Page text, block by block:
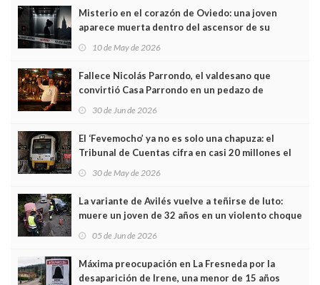
Misterio en el corazón de Oviedo: una joven
aparece muerta dentro del ascensor de su
edificio y las cámaras captan sus últimos minutos
10 de May de 2026
Fallece Nicolás Parrondo, el valdesano que
convirtió Casa Parrondo en un pedazo de
Asturias en Madrid
30 de Jun de 2026
El ‘Fevemocho’ ya no es solo una chapuza: el
Tribunal de Cuentas cifra en casi 20 millones el
sobrecoste de los trenes que no cabían por los
30 de May de 2026
La variante de Avilés vuelve a teñirse de luto:
muere un joven de 32 años en un violento choque
frontal
05 de Jun de 2026
Máxima preocupación en La Fresneda por la
desaparición de Irene, una menor de 15 años